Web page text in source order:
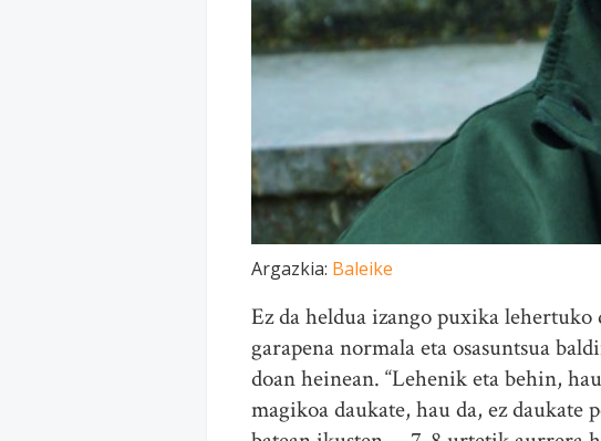
Argazkia: Baleike
Ez da heldua izango puxika
garapena normala eta osasuntsua
doan heinean. “Lehenik eta behin,
magikoa daukate, hau da, ez